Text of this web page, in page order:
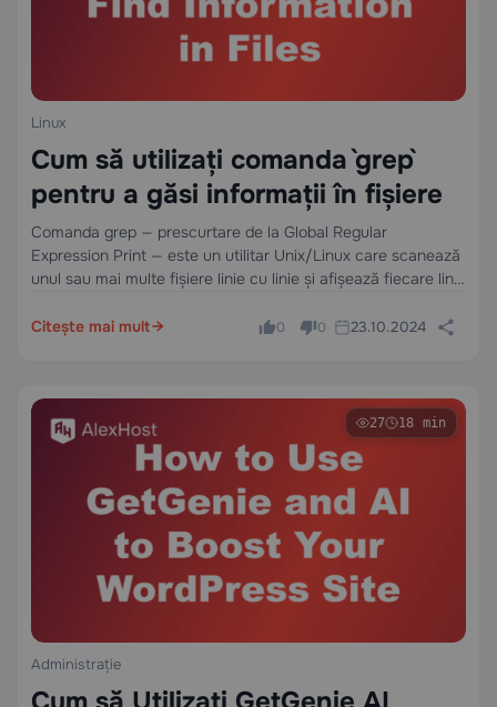
Linux
Cum să utilizați comanda `grep`
pentru a găsi informații în fișiere
Comanda grep — prescurtare de la Global Regular
Expression Print — este un utilitar Unix/Linux care scanează
unul sau mai multe fișiere linie cu linie și afișează fiecare linie
pentru căutarea…
Citește mai mult 0 0 23.10.2024
27 18 min
Administrație